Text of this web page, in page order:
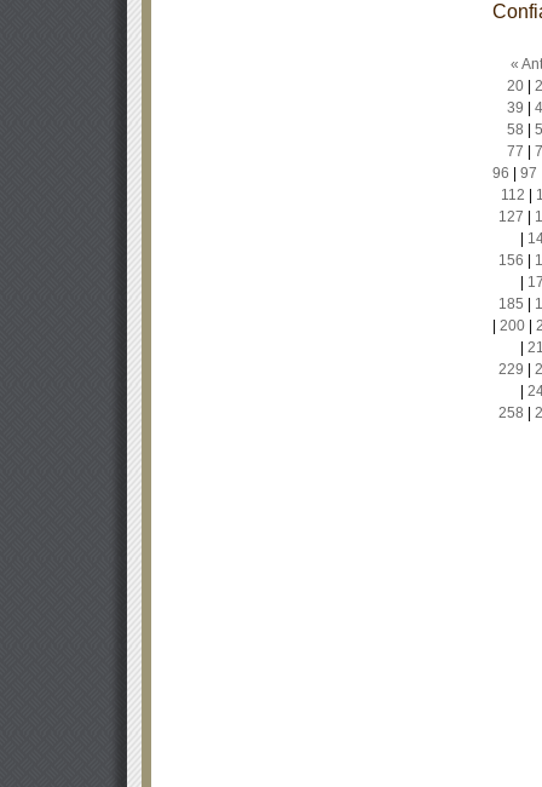
«
20|
39
58
77
96
97
112
127
156
185
200|
229
258